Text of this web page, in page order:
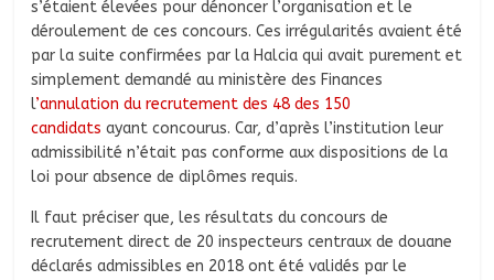
s’étaient élevées pour dénoncer l’organisation et le
déroulement de ces concours. Ces irrégularités avaient été
par la suite confirmées par la Halcia qui avait purement et
simplement demandé au ministère des Finances
l’annulation du recrutement des 48 des 150
candidats ayant concourus. Car, d’après l’institution leur
admissibilité n’était pas conforme aux dispositions de la
loi pour absence de diplômes requis.
Il faut préciser que, les résultats du concours de
recrutement direct de 20 inspecteurs centraux de douane
déclarés admissibles en 2018 ont été validés par le